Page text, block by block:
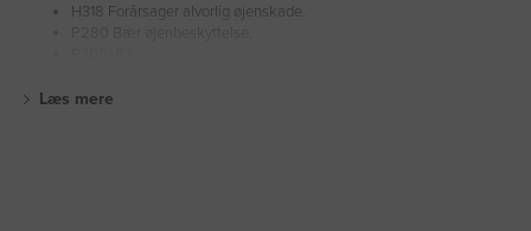
H318 Forårsager alvorlig øjenskade.
Læs mere